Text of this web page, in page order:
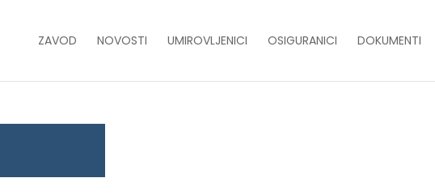
ZAVOD NOVOSTI UMIROVLJENICI OSIGURANICI DOKUMENTI